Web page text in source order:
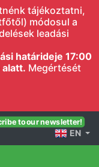
tájékoztatni,
módosul a
leadási
határideje 17:00
Megértését
to our newsletter!
EN